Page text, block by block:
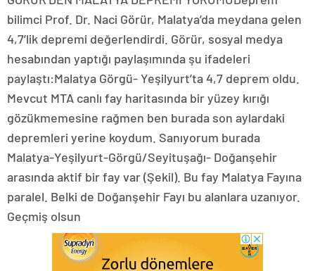
bilimci Prof. Dr. Naci Görür, Malatya’da meydana gelen
4,7’lik depremi değerlendirdi. Görür, sosyal medya
hesabından yaptığı paylaşımında şu ifadeleri
paylaştı:Malatya Görgü- Yeşilyurt’ta 4,7 deprem oldu.
Mevcut MTA canlı fay haritasında bir yüzey kırığı
gözükmemesine rağmen ben burada son aylardaki
depremleri yerine koydum. Sanıyorum burada
Malatya-Yeşilyurt-Görgü/Seyituşağı- Doğanşehir
arasında aktif bir fay var (Şekil). Bu fay Malatya Fayına
paralel. Belki de Doğanşehir Fayı bu alanlara uzanıyor.
Geçmiş olsun